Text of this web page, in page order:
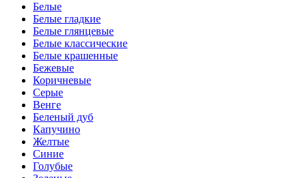
Белые
Белые гладкие
Белые глянцевые
Белые классические
Белые крашенные
Бежевые
Коричневые
Серые
Венге
Беленый дуб
Капучино
Желтые
Синие
Голубые